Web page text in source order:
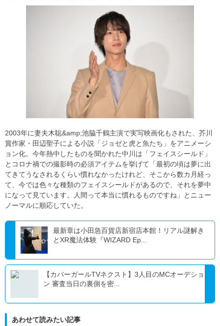
2003年に妻夫木聡&amp;池脇千鶴主演で実写映画化もされた、芥川
賞作家・田辺聖子による小説「ジョゼと虎と魚たち」をアニメーシ
ョン化。今年熱中したものを聞かれた中川は「フェイスシールド」
とコロナ禍での撮影時の必須アイテムを挙げて「最初の頃は夢に出
てきてうなされるくらい慣れなかったけれど、そこから数カ月経っ
て、今では色々な種類のフェイスシールドがあるので、それを夢中
になって見ています。人間って本当に慣れるものですね」とニュー
ノーマルに順応していた。
最新章は小田急百貨店新宿店本館！リアル謎解き
とXR魔法体験『WIZARD Ep...
【カバーガールTVネクスト】3人目のMCオーデショ
ン 審査当日の裏側を密...
あわせて読みたい記事